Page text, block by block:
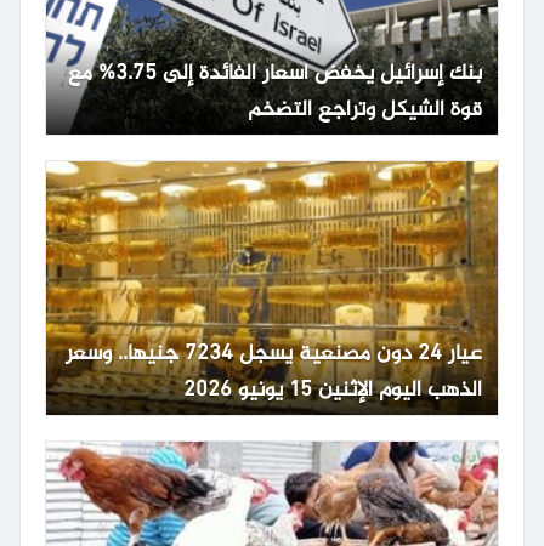
بنك إسرائيل يخفض أسعار الفائدة إلى 3.75% مع
قوة الشيكل وتراجع التضخم
عيار 24 دون مصنعية يسجل 7234 جنيها.. وسعر
الذهب اليوم الإثنين 15 يونيو 2026